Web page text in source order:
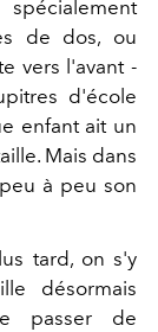
de dos, ou
vers l'avant -
d'école
enfant ait un
Mais dans
à peu son
tard, on s'y
désormais
passer de